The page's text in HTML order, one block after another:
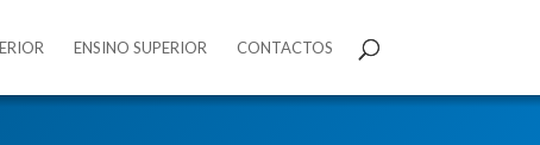
ENSINO SUPERIOR CONTACTOS